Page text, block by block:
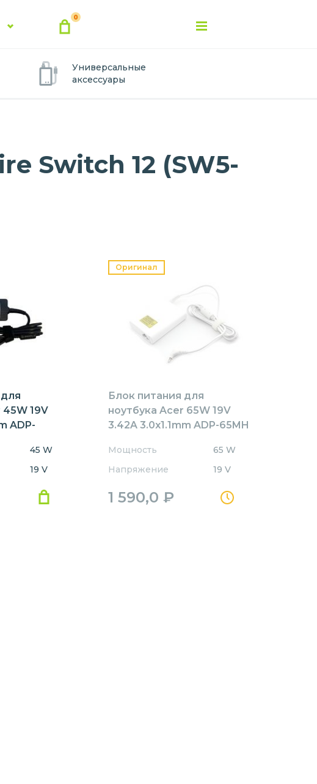
0
Универсальные
аксессуары
Switch 12 (SW5-
45W 19V
ADP-
45 W
19 V
Оригинал
Блок питания для
ноутбука Acer 65W 19V
3.42A 3.0x1.1mm ADP-65MH
Мощность
65 W
Напряжение
19 V
1 590,0 ₽